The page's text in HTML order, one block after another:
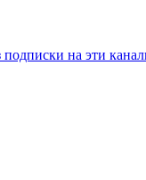
подписки на эти